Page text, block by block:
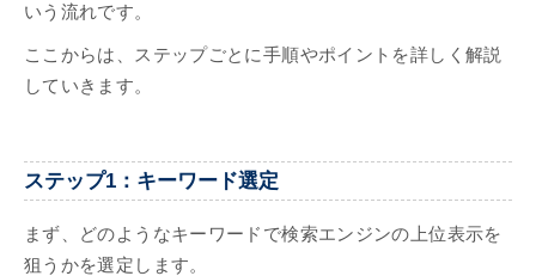
いう流れです。
ここからは、ステップごとに手順やポイントを詳しく解説
していきます。
ステップ1：キーワード選定
まず、どのようなキーワードで検索エンジンの上位表示を
狙うかを選定します。